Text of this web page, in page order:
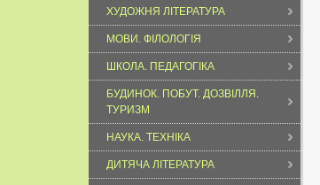
ХУДОЖНЯ ЛІТЕРАТУРА
МОВИ. ФІЛОЛОГІЯ
ШКОЛА. ПЕДАГОГІКА
БУДИНОК. ПОБУТ. ДОЗВІЛЛЯ.
ТУРИЗМ
НАУКА. ТЕХНІКА
ДИТЯЧА ЛІТЕРАТУРА